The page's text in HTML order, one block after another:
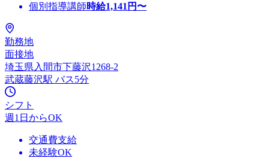
個別指導講師時給1,141 円〜
勤務地
面接地
埼玉県入間市下藤沢1268-2
武蔵藤沢駅 バス5分
シフト
週1日からOK
交通費支給
未経験OK